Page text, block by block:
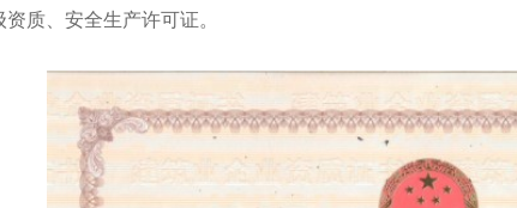
质、安全生产许可证。